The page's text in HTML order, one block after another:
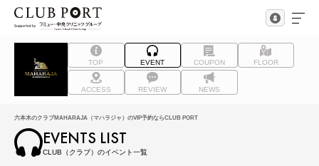
TOP EVENT COUPON FLOOR
ACCESS REVIEW NEWS
六本木のクラブMAHARAJA（マハラジャ）のVIP予約ならCLUB PORT
EVENTS LIST
CLUB（クラブ）のイベント一覧